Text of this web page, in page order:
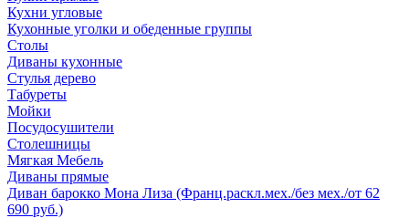
Кухни угловые
Кухонные уголки и обеденные группы
Столы
Диваны кухонные
Стулья дерево
Табуреты
Мойки
Посудосушители
Столешницы
Мягкая Мебель
Диваны прямые
Диван барокко Мона Лиза (Франц.раскл.мех./без мех./от 62
690 руб.)